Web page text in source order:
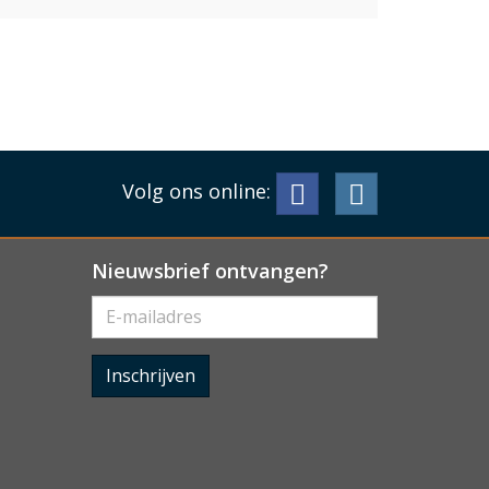
Volg ons online:
Nieuwsbrief ontvangen?
Inschrijven